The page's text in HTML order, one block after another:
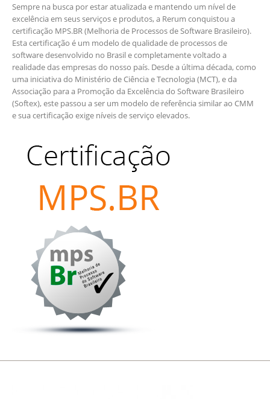
Sempre na busca por estar atualizada e mantendo um nível de
excelência em seus serviços e produtos, a Rerum conquistou a
certificação MPS.BR (Melhoria de Processos de Software Brasileiro).
Esta certificação é um modelo de qualidade de processos de
software desenvolvido no Brasil e completamente voltado a
realidade das empresas do nosso país. Desde a última década, como
uma iniciativa do Ministério de Ciência e Tecnologia (MCT), e da
Associação para a Promoção da Excelência do Software Brasileiro
(Softex), este passou a ser um modelo de referência similar ao CMM
e sua certificação exige níveis de serviço elevados.